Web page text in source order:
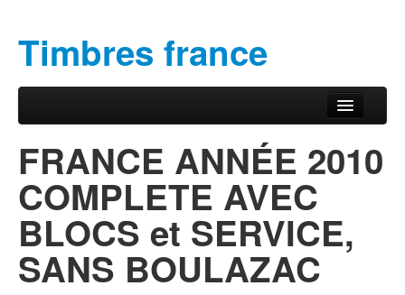
Timbres france
Menu principal
FRANCE ANNÉE 2010
COMPLETE AVEC
BLOCS et SERVICE,
SANS BOULAZAC